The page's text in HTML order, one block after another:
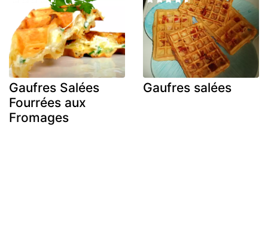
Gaufres Salées
Fourrées aux
Fromages
Gaufres salées